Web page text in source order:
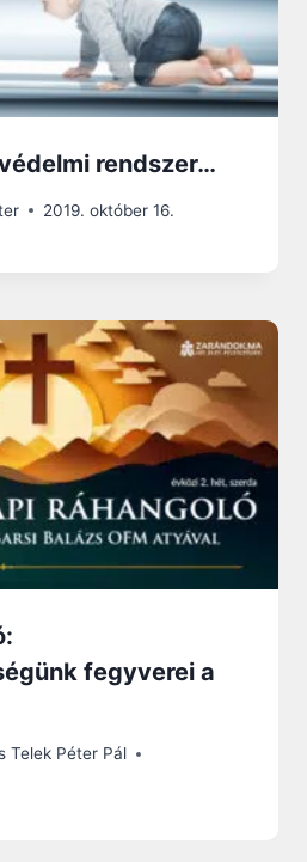
rendszer…
2019. október 16.
fegyverei a
Telek Péter Pál